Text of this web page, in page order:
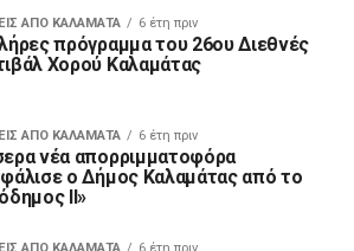
ΑΠΟ ΚΑΛΑΜΑΤΑ 6 έτη πριν
πρόγραμμα του 26ου Διεθνές
Χορού Καλαμάτας
ΑΠΟ ΚΑΛΑΜΑΤΑ 6 έτη πριν
νέα απορριμματοφόρα
ο Δήμος Καλαμάτας από τo
ΙΙ»